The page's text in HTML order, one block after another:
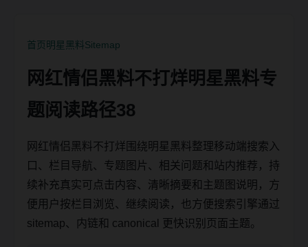
首页明星黑料Sitemap
网红情侣黑料不打烊明星黑料专
题阅读路径38
网红情侣黑料不打烊围绕明星黑料整理移动端搜索入
口、栏目导航、专题图片、相关问题和站内推荐，持
续补充真实可点击内容、清晰摘要和主题图说明，方
便用户按栏目浏览、继续阅读，也方便搜索引擎通过
sitemap、内链和 canonical 更快识别页面主题。